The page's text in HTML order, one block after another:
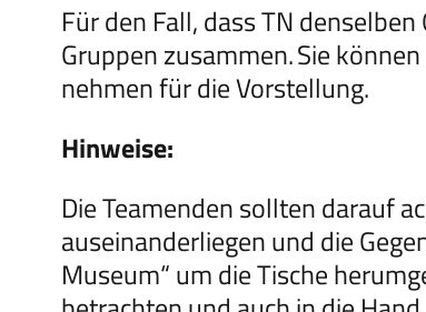
Für den Fall, dass TN
Gruppen zusammen.Sie
nehmen für die Vorstellung.
Hinweise:
Die Teamenden sollten darauf
auseinanderliegen und die
Museum“ um die Tische